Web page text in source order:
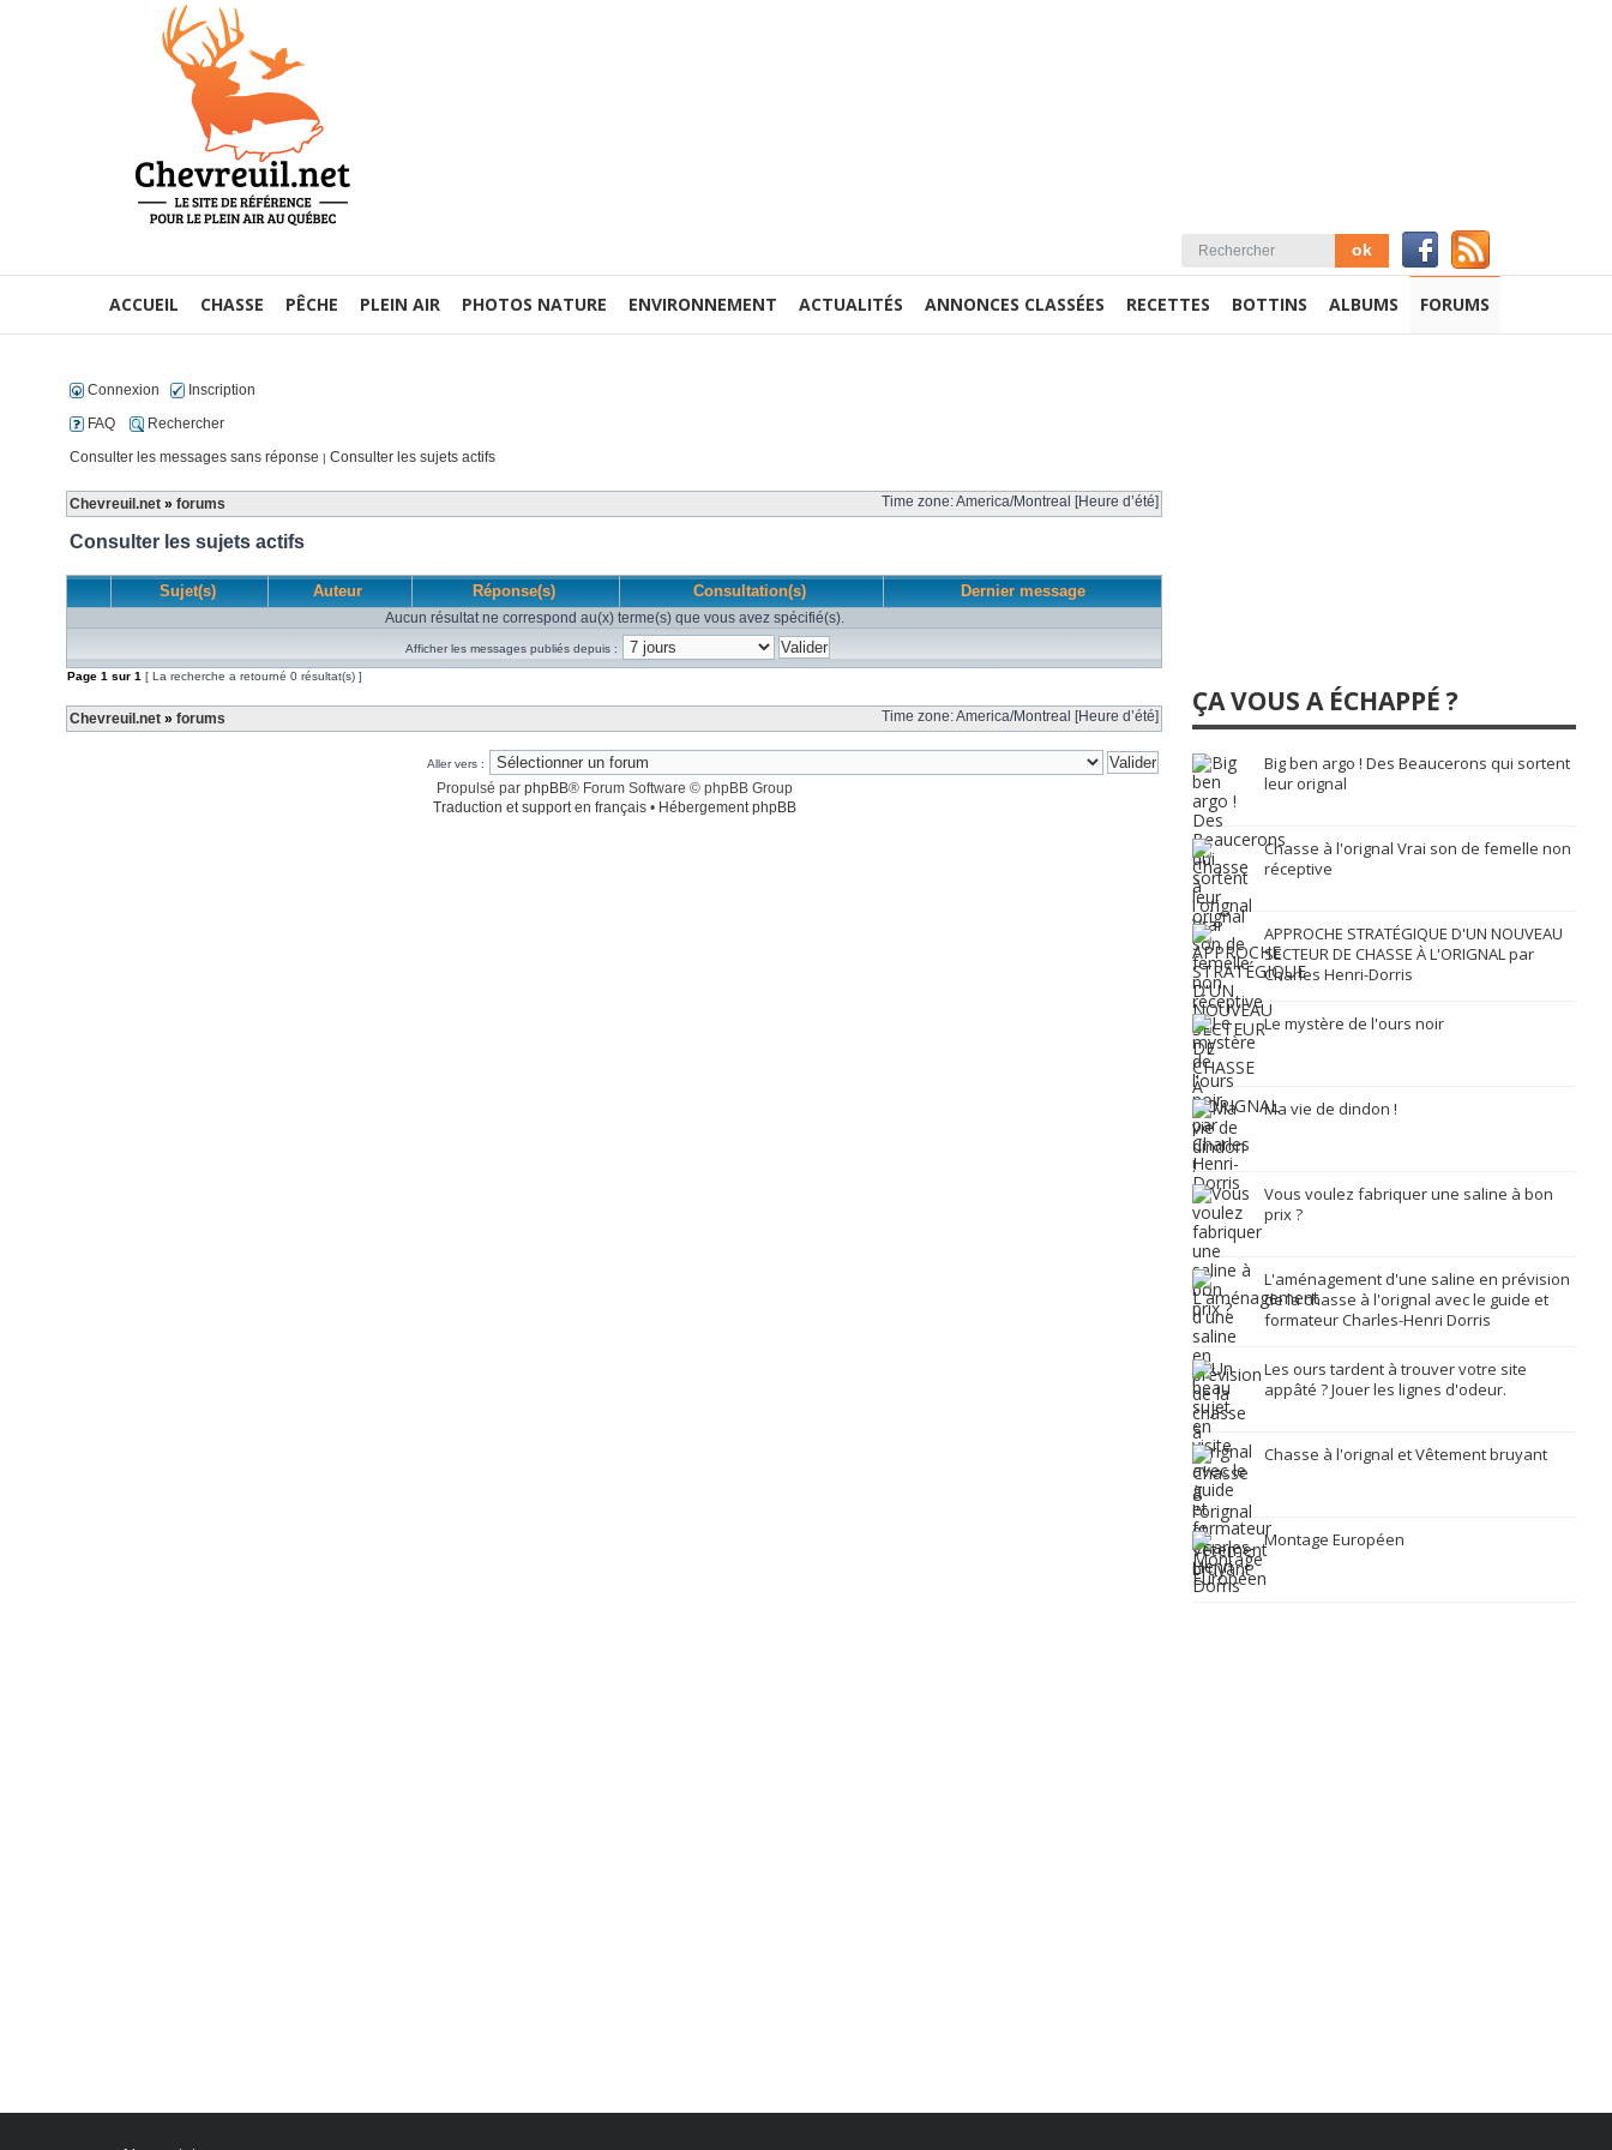
ACCUEIL CHASSE PÊCHE PLEIN AIR PHOTOS NATURE ENVIRONNEMENT ACTUALITÉS ANNONCES CLASSÉES RECETTES BOTTINS ALBUMS FORUMS
Connexion
Inscription
FAQ
Rechercher
Consulter les messages sans réponse | Consulter les sujets actifs
Chevreuil.net » forums Time zone: America/Montreal [Heure d’été]
Consulter les sujets actifs
Sujet(s) Auteur Réponse(s) Consultation(s) Dernier message
Aucun résultat ne correspond au(x) terme(s) que vous avez spécifié(s).
Afficher les messages publiés depuis :
Page 1 sur 1 [ La recherche a retourné 0 résultat(s) ]
Chevreuil.net » forums Time zone: America/Montreal [Heure d’été]
Aller vers :
Propulsé par phpBB® Forum Software © phpBB Group
Traduction et support en français• Hébergement phpBB
ÇA VOUS A ÉCHAPPÉ ?
Big ben argo ! Des Beaucerons qui sortent
leur orignal
Chasse à l'orignal Vrai son de femelle non
réceptive
APPROCHE STRATÉGIQUE D'UN NOUVEAU
SECTEUR DE CHASSE À L'ORIGNAL par
Charles Henri-Dorris
Le mystère de l'ours noir
Ma vie de dindon !
Vous voulez fabriquer une saline à bon
prix ?
L'aménagement d'une saline en prévision
de la chasse à l'orignal avec le guide et
formateur Charles-Henri Dorris
Les ours tardent à trouver votre site
appâté ? Jouer les lignes d'odeur.
Chasse à l'orignal et Vêtement bruyant
Montage Européen